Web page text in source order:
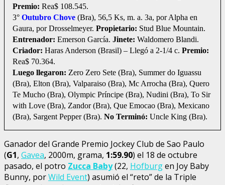
Premio: Rea$ 108.545.
3° Outubro Chove (Bra), 56,5 Ks, m. a. 3a, por Alpha en
Gaura, por Drosselmeyer. Propietario: Stud Blue Mountain.
Entrenador: Emerson García. Jinete: Waldomero Blandi.
Criador: Haras Anderson (Brasil) – Llegó a 2-1/4 c. Premio:
Rea$ 70.364.
Luego llegaron: Zero Zero Sete (Bra), Summer do Iguassu
(Bra), Elton (Bra), Valparaiso (Bra), Mc Arrocha (Bra), Quero
Te Mucho (Bra), Olympic Príncipe (Bra), Nudini (Bra), To Sir
with Love (Bra), Zandor (Bra), Que Emocao (Bra), Mexicano
(Bra), Sargent Pepper (Bra). No Terminó: Uncle King (Bra).
Ganador del Grande Premio Jockey Club de Sao Paulo
(G1, Gavea, 2000m, grama, 1:59.90) el 18 de octubre
pasado, el potro Zucca Baby(22, Hofburgen Joy Baby
Bunny, porWild Event) asumió el “reto” de la Triple